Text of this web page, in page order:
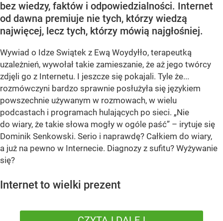
bez wiedzy, faktów i odpowiedzialności. Internet
od dawna premiuje nie tych, którzy wiedzą
najwięcej, lecz tych, którzy mówią najgłośniej.
Wywiad o Idze Swiątek z Ewą Woydyłło, terapeutką
uzależnień, wywołał takie zamieszanie, że aż jego twórcy
zdjęli go z Internetu. I jeszcze się pokajali. Tyle że...
rozmówczyni bardzo sprawnie posłużyła się językiem
powszechnie używanym w rozmowach, w wielu
podcastach i programach hulających po sieci. „Nie
do wiary, że takie słowa mogły w ogóle paść” – irytuje się
Dominik Senkowski. Serio i naprawdę? Całkiem do wiary,
a już na pewno w Internecie. Diagnozy z sufitu? Wyżywanie
się?
Internet to wielki prezent